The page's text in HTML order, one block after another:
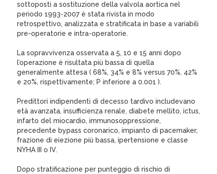
sottoposti a sostituzione della valvola aortica nel
periodo 1993-2007 è stata rivista in modo
retrospettivo, analizzata e stratificata in base a variabili
pre-operatorie e intra-operatorie.
La sopravvivenza osservata a 5, 10 e 15 anni dopo
l’operazione è risultata più bassa di quella
generalmente attesa ( 68%, 34% e 8% versus 70%, 42%
e 20%, rispettivamente; P inferiore a 0.001 ).
Predittori indipendenti di decesso tardivo includevano
età avanzata, insufficienza renale, diabete mellito, ictus,
infarto del miocardio, immunosoppressione,
precedente bypass coronarico, impianto di pacemaker,
frazione di eiezione più bassa, ipertensione e classe
NYHA III o IV.
Dopo stratificazione per punteggio di rischio di